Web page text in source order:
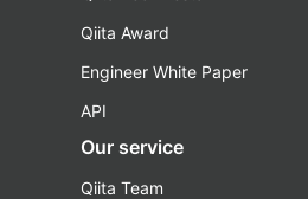
Qiita Award
Engineer White Paper
API
Our service
Qiita Team